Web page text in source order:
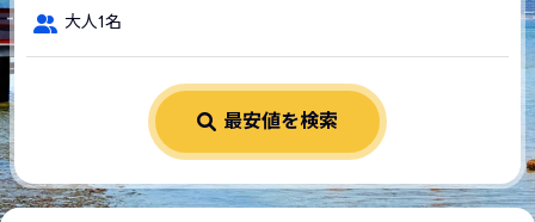
大人1名
最安値を検索